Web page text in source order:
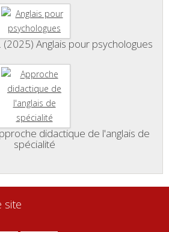
(2025) Anglais pour psychologues
didactique de l'anglais de
spécialité
site